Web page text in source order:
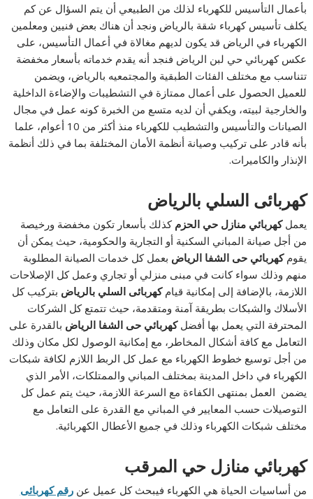
بأعمال التأسيس للكهرباء لذلك من الطبيعي أن يتم السؤال عن كم
يكلف تأسيس كهرباء شقة بالرياض ونجد أن هناك بعض فنيين ومعلمين
الكهرباء في الرياض قد يكون لديهم مغالاة في أعمال التأسيس، على
عكس كهربائي حي لبن الرياض فنجد أنه يقدم خدماته بأسعار مخفضة
تتناسب مع مختلف الفئات الطبقية والمجتمعيه بالرياض، ويضمن
للعميل الحصول على أعمال ممتازة في التشطيبات والإضاءة الداخلية
والخارجية لبيته، ويكفي أن لديه متسع من الخبرة كونه عمل في مجال
الصيانات والتأسيس والتشطيب للكهرباء منذ أكثر من 10 أعوام، علما
بأنه قادر على تركيب وصيانة أنظمة الأمان المختلفة بما في ذلك أنظمة
الإنذار والكاميرات.
كهربائى السلي بالرياض
يعملكهربائي منازل حي الحزمكذلك بأسعار تكون مخفضة ورخيصة
من أجل صيانة المباني السكنية أو التجارية والحكومية، حيث يمكن أن
يقومكهربائي حى الشفا الرياض بعمل كل خدمات الصيانة المطلوبة
منهم وذلك سواء كانت في مبنى منزلي أو تجاري وعمل كل الإصلاحات
اللازمة، بالإضافة إلى إمكانية قيامكهربائى السلي بالرياض بتركيب كل
الأسلاك والشبكات بطريقة آمنة ومتقدمة، حيث تتمتع كل الشركات
المحترفة التي يعمل بها أفضلكهربائي حى الشفا الرياض بالقدرة على
التعامل مع كافة أشكال المخاطر، مع إمكانية الوصول لكل مكان وذلك
من أجل توسيع خطوط الكهرباء مع عمل كل الربط اللازم لكافة شبكات
الكهرباء في داخل المدينة بمختلف المباني والممتلكات، الأمر الذي
يضمن العمل بمنتهى الكفاءة مع السرعة اللازمة، حيث يتم عمل كل
التوصيلات حسب المعايير في المباني مع القدرة على التعامل مع
مختلف شبكات الكهرباء وذلك في جميع الأعطال الكهربائية.
كهربائي منازل حي المرقب
من أساسيات الحياة هي الكهرباء فيبحث كل عميل عنرقم كهربائى